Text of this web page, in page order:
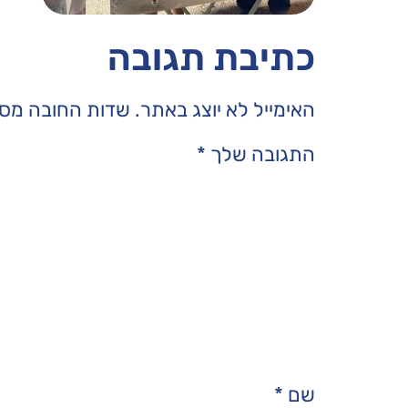
כתיבת תגובה
האימייל לא יוצג באתר. שדות החובה
התגובה שלך *
שם *